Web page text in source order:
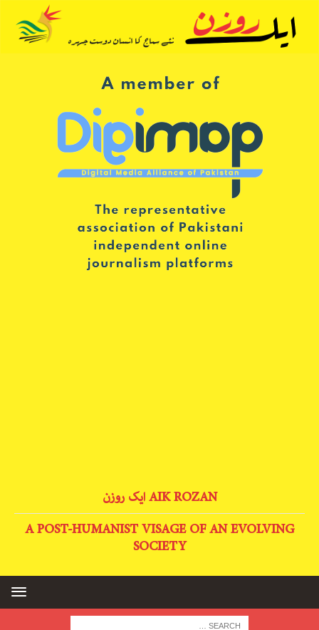
AIK ROZAN ایک روزن
A POST-HUMANIST VISAGE OF AN EVOLVING
SOCIETY